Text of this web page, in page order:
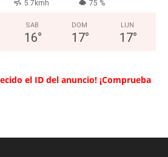
5.7kmh 75 %
SAB
16°
DOM
17°
LUN
17°
el ID del anuncio! ¡Comprueba